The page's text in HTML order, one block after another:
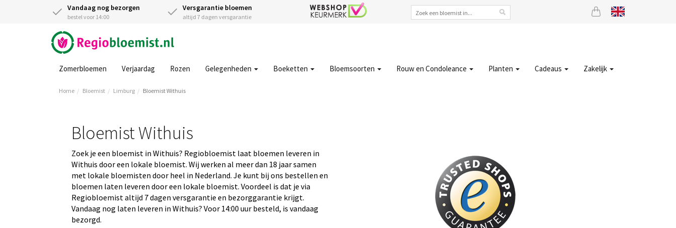
Vandaag nog bezorgen
bestel voor 14:00
Versgarantie bloemen
altijd 7 dagen versgarantie
Zomerbloemen Verjaardag Rozen Gelegenheden Boeketten Bloemsoorten Rouw en Condoleance Planten Cadeaus Zakelijk
Home Bloemist Limburg Bloemist Withuis
Bloemist Withuis
Zoek je een bloemist in Withuis? Regiobloemist laat bloemen leveren in
Withuis door een lokale bloemist. Wij werken al meer dan 18 jaar samen
met lokale bloemisten door heel in Nederland. Je kunt bij ons bestellen en
bloemen laten leveren door een lokale bloemist. Voordeel is dat je via
Regiobloemist altijd 7 dagen versgarantie en bezorggarantie krijgt.
Vandaag nog laten leveren in Withuis? Voor 14:00 uur besteld, is vandaag
bezorgd.